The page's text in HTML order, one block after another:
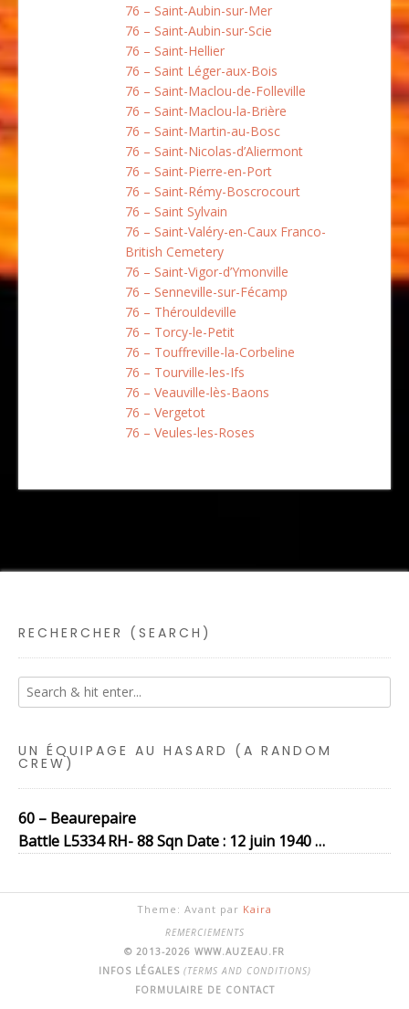
76 – Saint-Aubin-sur-Mer
76 – Saint-Aubin-sur-Scie
76 – Saint-Hellier
76 – Saint Léger-aux-Bois
76 – Saint-Maclou-de-Folleville
76 – Saint-Maclou-la-Brière
76 – Saint-Martin-au-Bosc
76 – Saint-Nicolas-d’Aliermont
76 – Saint-Pierre-en-Port
76 – Saint-Rémy-Boscrocourt
76 – Saint Sylvain
76 – Saint-Valéry-en-Caux Franco-
British Cemetery
76 – Saint-Vigor-d’Ymonville
76 – Senneville-sur-Fécamp
76 – Thérouldeville
76 – Torcy-le-Petit
76 – Touffreville-la-Corbeline
76 – Tourville-les-Ifs
76 – Veauville-lès-Baons
76 – Vergetot
76 – Veules-les-Roses
RECHERCHER (SEARCH)
UN ÉQUIPAGE AU HASARD (A RANDOM
CREW)
60 – Beaurepaire
Battle L5334 RH- 88 Sqn Date : 12 juin 1940 …
Theme: Avant par Kaira
REMERCIEMENTS
© 2013-2026 WWW.AUZEAU.FR
INFOS LÉGALES (TERMS AND CONDITIONS)
FORMULAIRE DE CONTACT